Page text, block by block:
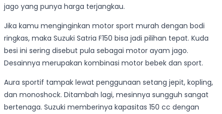
jago yang punya harga terjangkau.
Jika kamu menginginkan motor sport murah dengan bodi
ringkas, maka Suzuki Satria F150 bisa jadi pilihan tepat. Kuda
besi ini sering disebut pula sebagai motor ayam jago.
Desainnya merupakan kombinasi motor bebek dan sport.
Aura sportif tampak lewat penggunaan setang jepit, kopling,
dan monoshock. Ditambah lagi, mesinnya sungguh sangat
bertenaga. Suzuki memberinya kapasitas 150 cc dengan